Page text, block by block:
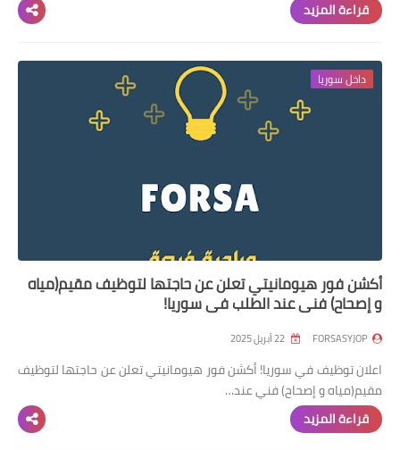
قراءة المزيد
داخل سوريا
أكشن فور هيومانيتي تعلن عن حاجتها لتوظيف مقيم(مياه
و إصحاح) فني عند الطلب في سوريا!
FORSASYJOP
اعلان توظيف في سوريا! أكشن فور هيومانيتي تعلن عن حاجتها لتوظيف
مقيم(مياه و إصحاح) فني عند…
قراءة المزيد